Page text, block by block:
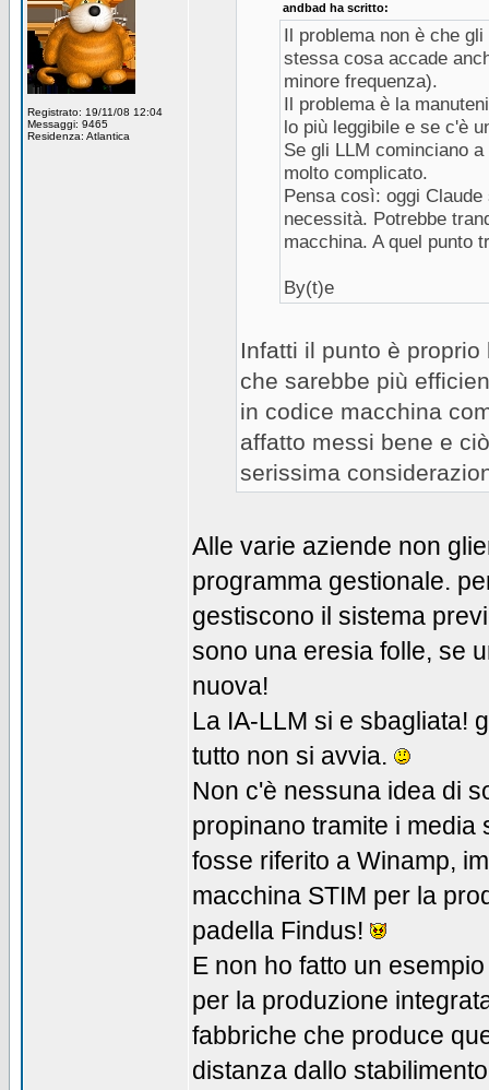
Registrato: 19/11/08 12:04
Messaggi: 9465
Residenza: Atlantica
andbad ha scritto:
Il problema non è che
stessa cosa accade
minore frequenza).
Il problema è la
lo più leggibile e se c'è
Se gli LLM cominciano
molto complicato.
Pensa così: oggi
necessità. Potrebbe
macchina. A quel punto
By(t)e
Infatti il punto è
che sarebbe più
in codice macchina
affatto messi bene e
serissima
Alle varie aziende non
programma gestionale.
gestiscono il sistema
sono una eresia folle, se
nuova!
La IA-LLM si e sbagliata!
tutto non si avvia.
Non c'è nessuna idea di
propinano tramite i
fosse riferito a Winamp,
macchina STIM per la
padella Findus!
E non ho fatto un
per la produzione
fabbriche che produce
distanza dallo